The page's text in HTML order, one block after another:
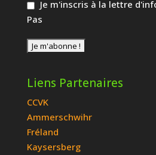
Je m'inscris à la lettre
Pas
Liens Partenaires
CCVK
Ammerschwihr
Fréland
Kaysersberg